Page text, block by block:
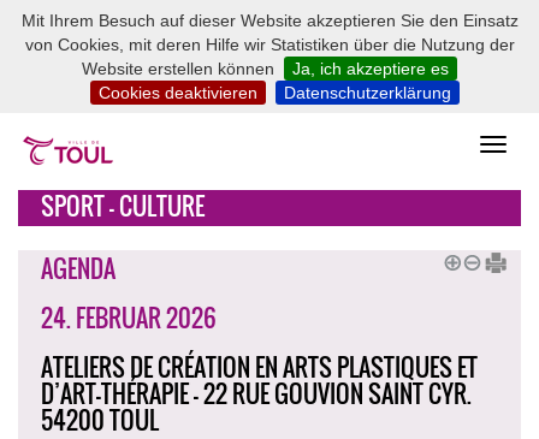
Mit Ihrem Besuch auf dieser Website akzeptieren Sie den Einsatz
von Cookies, mit deren Hilfe wir Statistiken über die Nutzung der
Website erstellen können
Ja, ich akzeptiere es
Cookies deaktivieren
Datenschutzerklärung
SPORT - CULTURE
AGENDA
24. FEBRUAR 2026
ATELIERS DE CRÉATION EN ARTS PLASTIQUES ET
D’ART-THÉRAPIE - 22 RUE GOUVION SAINT CYR.
54200 TOUL